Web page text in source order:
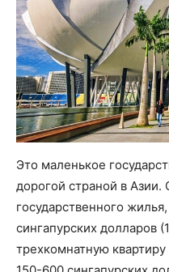
Это маленькое
дорогой страной в
государственного
сингапурских долларов
трехкомнатную